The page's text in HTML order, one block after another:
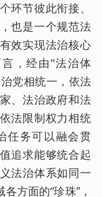
环节彼此衔接、
也是一个规范法
效实现法治核心
，经由“法治体
党相统一，依法
、法治政府和法
法限制权力相统
任务可以融会贯
追求能够统合起
法治体系如同一
方面的“珍珠”，